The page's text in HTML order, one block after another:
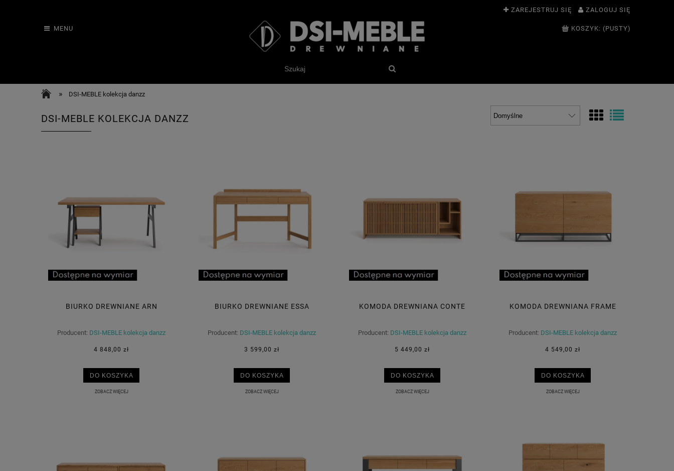
ZAREJESTRUJ SIĘ ZALOGUJ SIĘ
MENU KOSZYK: (PUSTY)
» DSI-MEBLE kolekcja danzz
DSI-MEBLE KOLEKCJA DANZZ
BIURKO DREWNIANE ARN
Producent: DSI-MEBLE kolekcja danzz
4 848,00 zł
DO KOSZYKA
ZOBACZ WIĘCEJ
BIURKO DREWNIANE ESSA
Producent: DSI-MEBLE kolekcja danzz
3 599,00 zł
DO KOSZYKA
ZOBACZ WIĘCEJ
KOMODA DREWNIANA CONTE
Producent: DSI-MEBLE kolekcja danzz
5 449,00 zł
DO KOSZYKA
ZOBACZ WIĘCEJ
KOMODA DREWNIANA FRAME
Producent: DSI-MEBLE kolekcja danzz
4 549,00 zł
DO KOSZYKA
ZOBACZ WIĘCEJ